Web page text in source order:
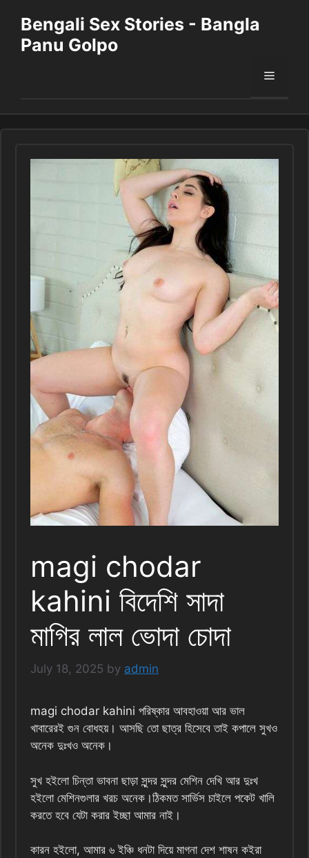
content
Bengali Sex Stories - Bangla
Panu Golpo
Menu
magi chodar
kahini বিদেশি সাদা
মাগির লাল ভোদা চোদা
July 18, 2025 by admin
magi chodar kahini পরিষ্কার আবহাওয়া আর ভাল
খাবারেরই গুন বোধহয়। আসছি তো ছাত্র হিসেবে তাই কপালে সুখও
অনেক দুঃখও অনেক।
সুখ হইলো চিন্তা ভাবনা ছাড়া সুন্দর সুন্দর মেশিন দেখি আর দুঃখ
হইলো মেশিনগুলার খরচ অনেক।ঠিকমত সার্ভিস চাইলে পকেট খালি
করতে হবে যেটা করার ইচ্ছা আমার নাই।
কারন হইলো, আমার ৬ ইঞ্চি ধনটা দিয়ে মাগনা দেশ শাষন কইরা